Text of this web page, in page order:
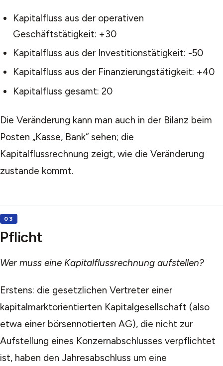
Kapitalfluss aus der operativen
Geschäftstätigkeit: +30
Kapitalfluss aus der Investitionstätigkeit: -50
Kapitalfluss aus der Finanzierungstätigkeit: +40
Kapitalfluss gesamt: 20
Die Veränderung kann man auch in der Bilanz beim
Posten „Kasse, Bank“ sehen; die
Kapitalflussrechnung zeigt, wie die Veränderung
zustande kommt.
Pflicht
Wer muss eine Kapitalflussrechnung aufstellen?
Erstens: die gesetzlichen Vertreter einer
kapitalmarktorientierten Kapitalgesellschaft (also
etwa einer börsennotierten AG), die nicht zur
Aufstellung eines Konzernabschlusses verpflichtet
ist, haben den Jahresabschluss um eine